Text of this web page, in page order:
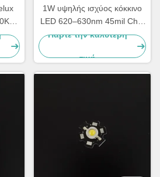
1W υψηλής ισχύος κόκκινο
LED 620–630nm 45mil Chip
400mA Εκπομπός LED
Πάρτε την καλύτερη
τιμή